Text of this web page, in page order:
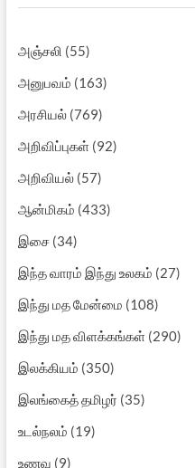
அஞ்சலி (55)
அனுபவம் (163)
அரசியல்(769)
அறிவிப்புகள்(92)
அறிவியல்(57)
ஆன்மிகம் (433)
இசை(34)
இந்த வாரம் இந்து உலகம் (27)
இந்து மத மேன்மை (108)
இந்து மத விளக்கங்கள்(290)
இலக்கியம் (350)
இலங்கைத் தமிழர் (35)
உடல்நலம் (19)
உணவு (9)